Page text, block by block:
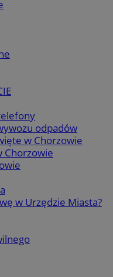
odpadów
w Chorzowie
Chorzowie
w Urzędzie Miasta?